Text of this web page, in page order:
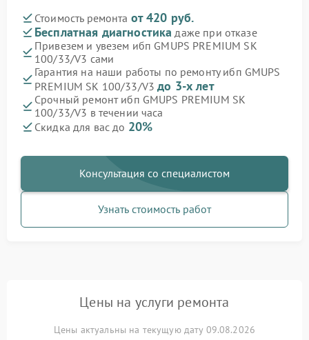
Стоимость ремонта от 420 руб.
Бесплатная диагностика даже при отказе
Привезем и увезем ибп GMUPS PREMIUM SK
100/33/V3 сами
Гарантия на наши работы по ремонту ибп GMUPS
PREMIUM SK 100/33/V3до 3-х лет
Срочный ремонт ибп GMUPS PREMIUM SK
100/33/V3 в течении часа
Скидка для вас до 20%
Консультация со специалистом
Узнать стоимость работ
Цены на услуги ремонта
Цены актуальны на текущую дату 09.08.2026